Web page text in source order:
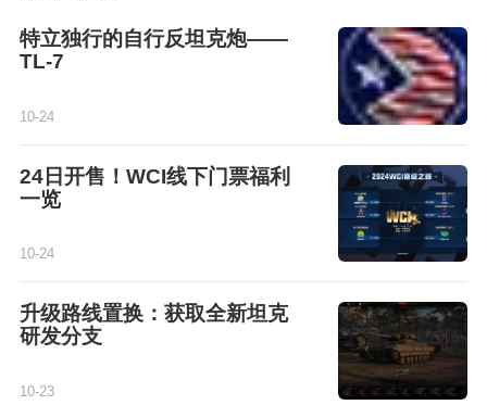
特立独行的自行反坦克炮——
TL-7
10-24
24日开售！WCI线下门票福利
一览
10-24
升级路线置换：获取全新坦克
研发分支
10-23